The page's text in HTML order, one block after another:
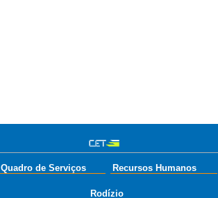
Quadro de Serviços Recursos Humanos
Rodízio